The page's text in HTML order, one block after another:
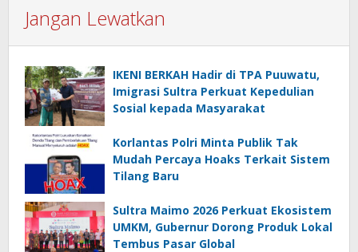
Jangan Lewatkan
IKENI BERKAH Hadir di TPA Puuwatu,
Imigrasi Sultra Perkuat Kepedulian
Sosial kepada Masyarakat
Korlantas Polri Minta Publik Tak
Mudah Percaya Hoaks Terkait Sistem
Tilang Baru
Sultra Maimo 2026 Perkuat Ekosistem
UMKM, Gubernur Dorong Produk Lokal
Tembus Pasar Global